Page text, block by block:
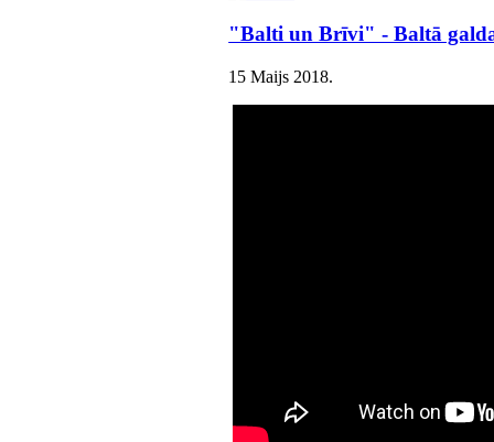
"Balti un Brīvi" - Baltā
15 Maijs 2018.